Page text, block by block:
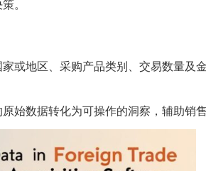
。
或地区、采购产品类别、交易数量及
数据转化为可操作的洞察，辅助销